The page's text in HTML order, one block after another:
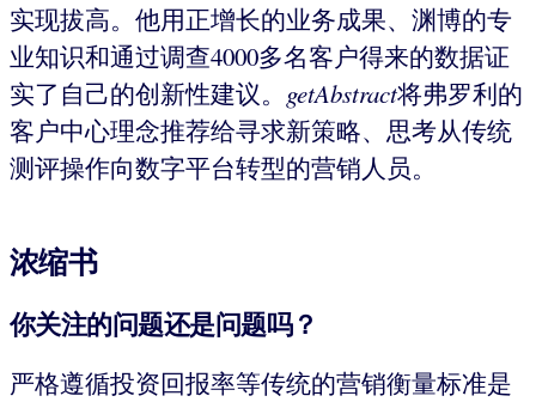
实现拔高。他用正增长的业务成果、渊博的专
业知识和通过调查4000多名客户得来的数据证
实了自己的创新性建议。 getAbstract将弗罗利的
客户中心理念推荐给寻求新策略、思考从传统
测评操作向数字平台转型的营销人员。
浓缩书
你关注的问题还是问题吗？
严格遵循投资回报率等传统的营销衡量标准是